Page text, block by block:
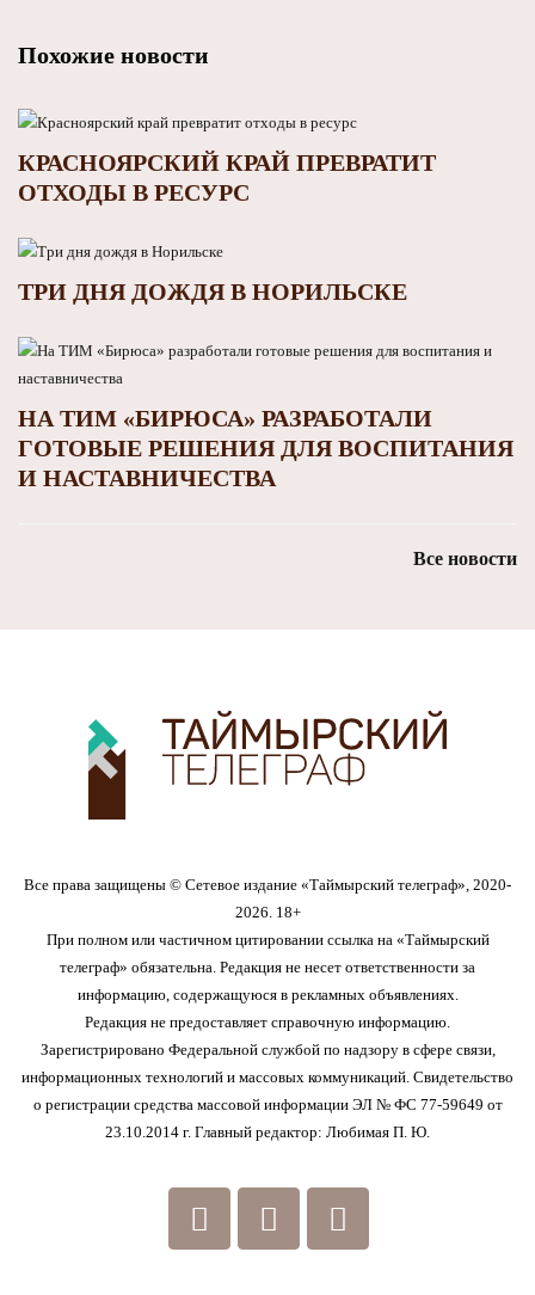
Похожие новости
КРАСНОЯРСКИЙ КРАЙ ПРЕВРАТИТ
ОТХОДЫ В РЕСУРС
ТРИ ДНЯ ДОЖДЯ В НОРИЛЬСКЕ
НА ТИМ «БИРЮСА» РАЗРАБОТАЛИ
ГОТОВЫЕ РЕШЕНИЯ ДЛЯ ВОСПИТАНИЯ
И НАСТАВНИЧЕСТВА
Все новости
Все права защищены © Сетевое издание «Таймырский телеграф», 2020-
2026. 18+
При полном или частичном цитировании ссылка на «Таймырский
телеграф» обязательна. Редакция не несет ответственности за
информацию, содержащуюся в рекламных объявлениях.
Редакция не предоставляет справочную информацию.
Зарегистрировано Федеральной службой по надзору в сфере связи,
информационных технологий и массовых коммуникаций. Свидетельство
о регистрации средства массовой информации ЭЛ № ФС 77-59649 от
23.10.2014 г. Главный редактор: Любимая П. Ю.